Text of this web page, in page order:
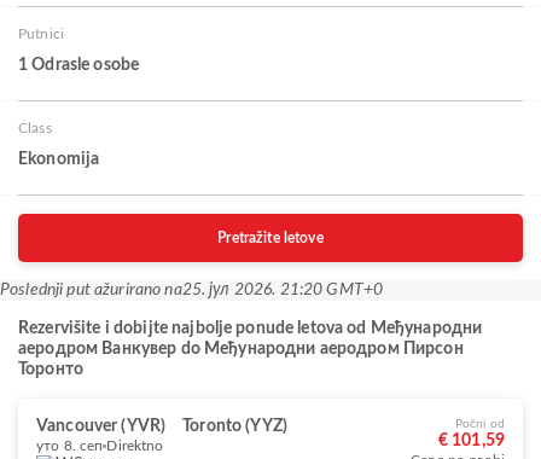
Putnici
1 Odrasle osobe
Class
Ekonomija
Pretražite letove
Poslednji put ažurirano na25. јул 2026. 21:20 GMT+0
Rezervišite i dobijte najbolje ponude letova od Међународни
аеродром Ванкувер do Међународни аеродром Пирсон
Торонто
Vancouver (YVR) Toronto (YYZ)
уто 8. сеп Direktno
Počni od
€ 101,59